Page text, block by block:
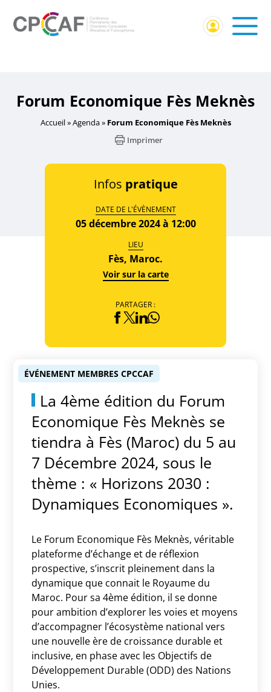
Economique Fès Meknès
Forum Economique Fès Meknès
Accueil»Agenda» Forum Economique Fès Meknès
Imprimer
Infos pratique
DATE DE L'ÉVÈNEMENT
05 décembre 2024 à 12:00
LIEU
Fès, Maroc.
Voir sur la carte
PARTAGER :
La 4ème édition du Forum
Economique Fès Meknès se
tiendra à Fès (Maroc) du 5 au
7 Décembre 2024, sous le
thème : « Horizons 2030 :
Dynamiques Economiques ».
Le Forum Economique Fès Meknès, véritable
plateforme d’échange et de réflexion
prospective, s’inscrit pleinement dans la
dynamique que connait le Royaume du
Maroc. Pour sa 4ème édition, il se donne
pour ambition d’explorer les voies et moyens
d’accompagner l’écosystème national vers
une nouvelle ère de croissance durable et
inclusive, en phase avec les Objectifs de
Développement Durable (ODD) des Nations
Unies.
ÉVÉNEMENT MEMBRES CPCCAF